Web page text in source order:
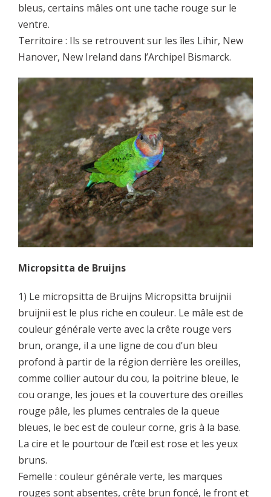
bleus, certains mâles ont une tache rouge sur le
ventre.
Territoire : Ils se retrouvent sur les îles Lihir, New
Hanover, New Ireland dans l’Archipel Bismarck.
Micropsitta de Bruijns
1) Le micropsitta de Bruijns Micropsitta bruijnii
bruijnii est le plus riche en couleur. Le mâle est de
couleur générale verte avec la crête rouge vers
brun, orange, il a une ligne de cou d’un bleu
profond à partir de la région derrière les oreilles,
comme collier autour du cou, la poitrine bleue, le
cou orange, les joues et la couverture des oreilles
rouge pâle, les plumes centrales de la queue
bleues, le bec est de couleur corne, gris à la base.
La cire et le pourtour de l’œil est rose et les yeux
bruns.
Femelle : couleur générale verte, les marques
rouges sont absentes, crête brun foncé, le front et